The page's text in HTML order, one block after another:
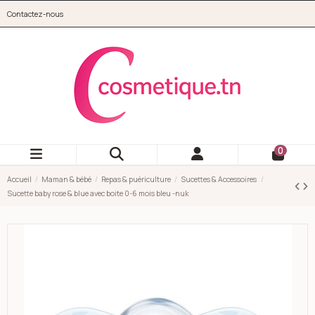
Contactez-nous
0
Accueil Maman & bébé Repas & puériculture
Sucettes & Accessoires
Sucette baby rose & blue avec boite 0-6 mois bleu -nuk